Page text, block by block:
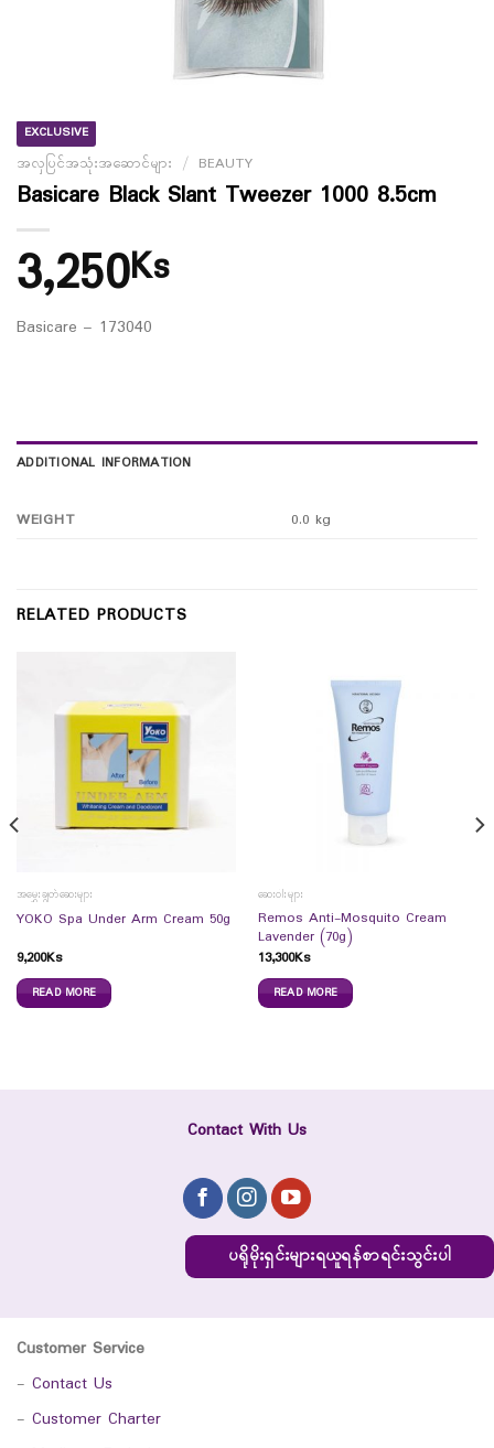
EXCLUSIVE
အလှပြင်အသုံးအဆောင်များ / BEAUTY
Basicare Black Slant Tweezer 1000 8.5cm
3,250Ks
Basicare – 173040
ADDITIONAL INFORMATION
WEIGHT 0.0 kg
RELATED PRODUCTS
အမွှေးချွတ်ဆေးများ
YOKO Spa Under Arm Cream 50g
9,200Ks
READ MORE
ဆေးဝါးများ
Remos Anti-Mosquito Cream
Lavender (70g)
13,300Ks
READ MORE
Contact With Us
ပရိုမိုးရှင်းများရယူရန်စာရင်းသွင်းပါ
Customer Service
- Contact Us
- Customer Charter